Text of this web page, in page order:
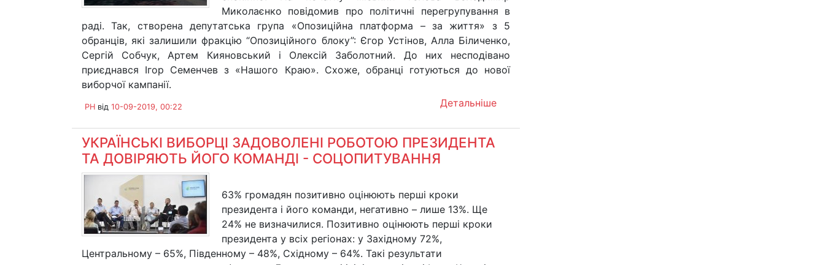
Миколаєнко повідомив про політичні перегрупування в
раді. Так, створена депутатська група «Опозиційна платформа – за життя» з 5
обранців, які залишили фракцію “Опозиційного блоку”: Єгор Устінов, Алла Біличенко,
Сергій Собчук, Артем Кияновський і Олексій Заболотний. До них несподівано
приєднався Ігор Семенчев з «Нашого Краю». Схоже, обранці готуються до нової
виборчої кампанії.
Детальніше
PH від 10-09-2019, 00:22
УКРАЇНСЬКІ ВИБОРЦІ ЗАДОВОЛЕНІ РОБОТОЮ ПРЕЗИДЕНТА
ТА ДОВІРЯЮТЬ ЙОГО КОМАНДІ - СОЦОПИТУВАННЯ
63% громадян позитивно оцінюють перші кроки
президента і його команди, негативно – лише 13%. Ще
24% не визначилися. Позитивно оцінюють перші кроки
президента у всіх регіонах: у Західному 72%,
Центральному – 65%, Південному – 48%, Східному – 64%. Такі результати